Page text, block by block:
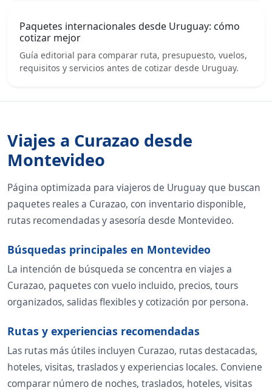
Paquetes internacionales desde Uruguay: cómo
cotizar mejor
Guía editorial para comparar ruta, presupuesto, vuelos,
requisitos y servicios antes de cotizar desde Uruguay.
Viajes a Curazao desde
Montevideo
Página optimizada para viajeros de Uruguay que buscan
paquetes reales a Curazao, con inventario disponible,
rutas recomendadas y asesoría desde Montevideo.
Búsquedas principales en Montevideo
La intención de búsqueda se concentra en viajes a
Curazao, paquetes con vuelo incluido, precios, tours
organizados, salidas flexibles y cotización por persona.
Rutas y experiencias recomendadas
Las rutas más útiles incluyen Curazao, rutas destacadas,
hoteles, visitas, traslados y experiencias locales. Conviene
comparar número de noches, traslados, hoteles, visitas